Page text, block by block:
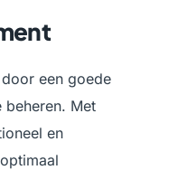
een goede
Met
en